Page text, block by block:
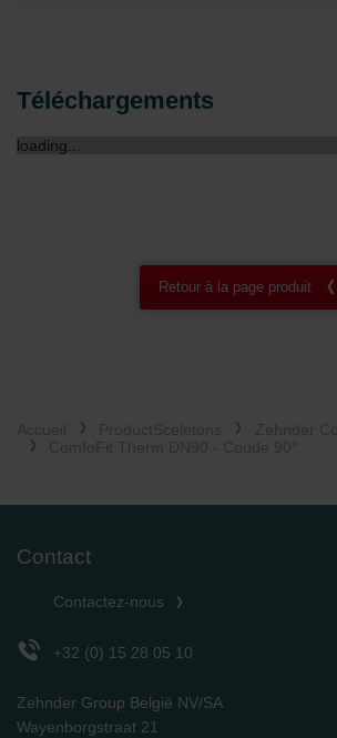
osobních údajů
Zehnder Group France: Protection des
Zehnder Group Ibérica SAU: Política de
Zehnder Group Schweiz AG: Datenschutz
Zehnder Polska Sp. z o.o.: Oświadczenie
Téléchargements
loading...
Retour à la page produit
Contact
Contactez-nous
+32 (0) 15 28 05 10
Zehnder Group België NV/SA
Wayenborgstraat 21